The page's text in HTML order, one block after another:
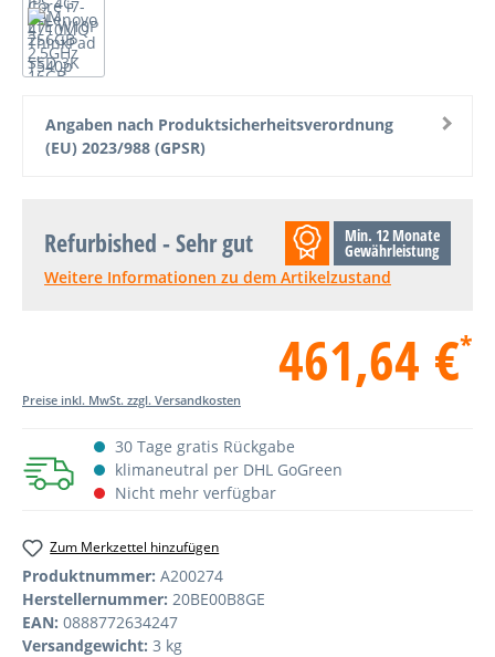
Angaben nach Produktsicherheitsverordnung
(EU) 2023/988 (GPSR)
Refurbished - Sehr gut Min. 12 Monate
Gewährleistung
Weitere Informationen zu dem Artikelzustand
461,64 €*
Preise inkl. MwSt. zzgl. Versandkosten
30 Tage gratis Rückgabe
klimaneutral per DHL GoGreen
Nicht mehr verfügbar
Zum Merkzettel hinzufügen
Produktnummer: A200274
Herstellernummer: 20BE00B8GE
EAN: 0888772634247
Versandgewicht: 3 kg